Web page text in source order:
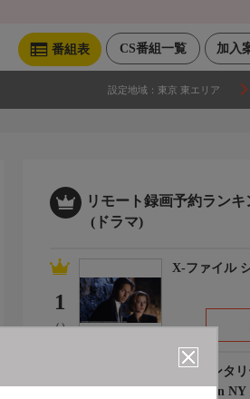
加入
CS番組一覧
番組表
設定地域： 東京 東エリア
リモート録画予約ランキ
(ドラマ)
1
(-)
X-ファイル
エレメンタ
トソン in